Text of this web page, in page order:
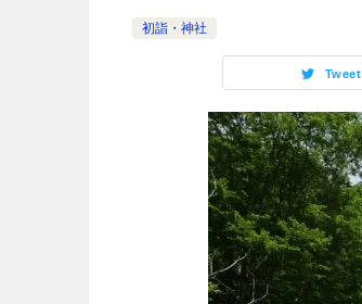
初詣・神社
Tweet